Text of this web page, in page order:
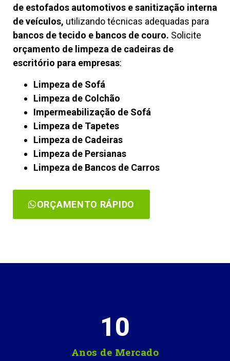
de estofados automotivos e sanitização interna
de veículos, utilizando técnicas adequadas para
bancos de tecido e bancos de couro. Solicite
orçamento de limpeza de cadeiras de
escritório para empresas:
Limpeza de Sofá
Limpeza de Colchão
Impermeabilização de Sofá
Limpeza de Tapetes
Limpeza de Cadeiras
Limpeza de Persianas
Limpeza de Bancos de Carros
ORÇAMENTO RÁPIDO
Anos de Mercado
10